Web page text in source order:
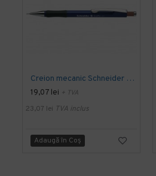
Creion mecanic Schneider Graffix 0,5
19,07 lei + TVA
23,07 lei TVA inclus
Adaugă în Coş